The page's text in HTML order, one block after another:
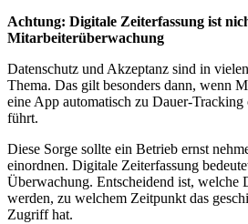
Achtung: Digitale Zeiterfassung ist
Mitarbeiterüberwachung
Datenschutz und Akzeptanz sind in
Thema. Das gilt besonders dann, wenn
eine App automatisch zu Dauer-
führt.
Diese Sorge sollte ein Betrieb ernst
einordnen. Digitale Zeiterfassung
Überwachung. Entscheidend ist, welche
werden, zu welchem Zeitpunkt das
Zugriff hat.